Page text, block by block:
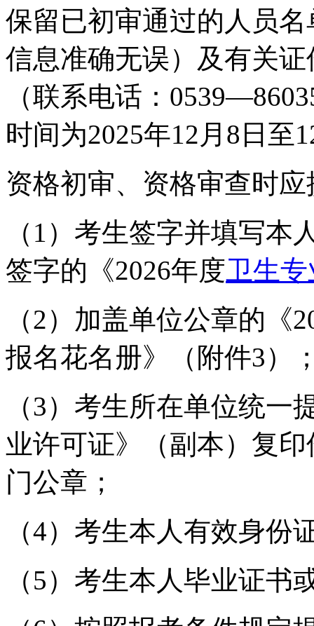
保留已初审通过的人员
信息准确无误）及有关
（联系电话：
时间为2025年12月8日至
资格初审、资格审查时
（1）考生签字并填写
签字的《2026年度卫生
（2）加盖单位公章的《
报名花名册》（附件3）
（3）考生所在单位统
业许可证》（副本）复
门公章；
（4）考生本人有效身份
（5）考生本人毕业证书